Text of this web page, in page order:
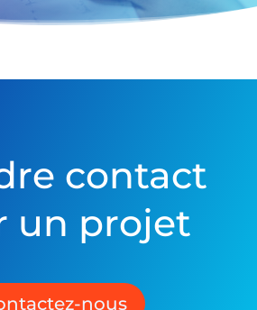
contact
un projet
nous